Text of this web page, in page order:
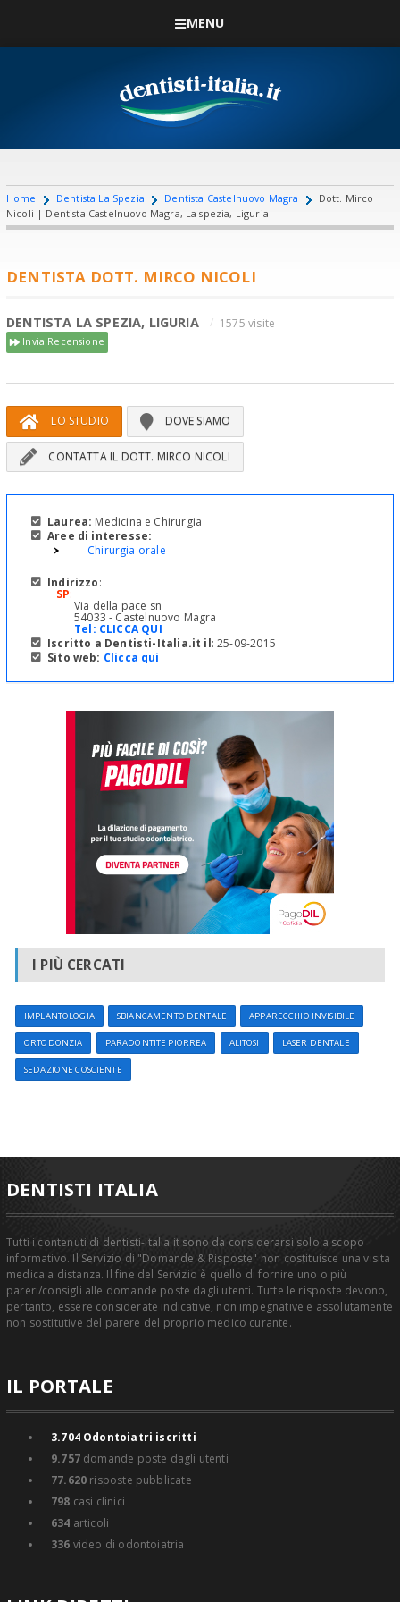
MENU
Home Dentista La Spezia Dentista Castelnuovo Magra
Dott. Mirco
Nicoli | Dentista Castelnuovo Magra, La spezia, Liguria
DENTISTA DOTT. MIRCO NICOLI
DENTISTA LA SPEZIA, LIGURIA 1575 visite
Invia Recensione
LO STUDIO DOVE SIAMO
CONTATTA IL DOTT. MIRCO NICOLI
Laurea: Medicina e Chirurgia
Aree di interesse:
Chirurgia orale
Indirizzo:
SP:
Via della pace sn
54033 - Castelnuovo Magra
Tel: CLICCA QUI
Iscritto a Dentisti-Italia.it il: 25-09-2015
Sito web: Clicca qui
I PIÙ CERCATI
IMPLANTOLOGIA SBIANCAMENTO DENTALE APPARECCHIO INVISIBILE
ORTODONZIA PARADONTITE PIORREA ALITOSI LASER DENTALE
SEDAZIONE COSCIENTE
DENTISTI ITALIA
Tutti i contenuti di dentisti-italia.it sono da considerarsi solo a scopo
informativo. Il Servizio di "Domande & Risposte" non costituisce una visita
medica a distanza. Il fine del Servizio è quello di fornire uno o più
pareri/consigli alle domande poste dagli utenti. Tutte le risposte devono,
pertanto, essere considerate indicative, non impegnative e assolutamente
non sostitutive del parere del proprio medico curante.
IL PORTALE
3.704Odontoiatri iscritti
9.757domande poste dagli utenti
77.620 risposte pubblicate
798 casi clinici
634 articoli
336 video di odontoiatria